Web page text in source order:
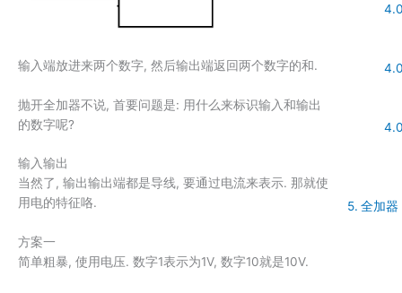
输入端放进来两个数字, 然后输出端返回两个数字的和.
抛开全加器不说, 首要问题是: 用什么来标识输入和输出
的数字呢?
输入输出
当然了, 输出输出端都是导线, 要通过电流来表示. 那就使
用电的特征咯.
方案一
简单粗暴, 使用电压. 数字1表示为1V, 数字10就是10V.
全加器